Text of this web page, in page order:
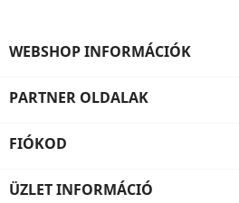
WEBSHOP INFORMÁCIÓK
PARTNER OLDALAK
FIÓKOD
ÜZLET INFORMÁCIÓ